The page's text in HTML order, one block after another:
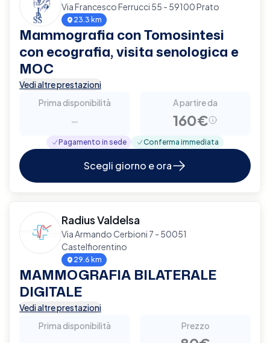
Via Francesco Ferrucci 55 - 59100 Prato
23.3 km
Mammografia con Tomosintesi
con ecografia, visita senologica e
MOC
Vedi altre prestazioni
Prima disponibilità
-
A partire da
160€
Pagamento in sede Conferma immediata
Scegli giorno e ora
Radius Valdelsa
Via Armando Cerbioni 7 - 50051
Castelfiorentino
29.6 km
MAMMOGRAFIA BILATERALE
DIGITALE
Vedi altre prestazioni
Prima disponibilità
Prezzo